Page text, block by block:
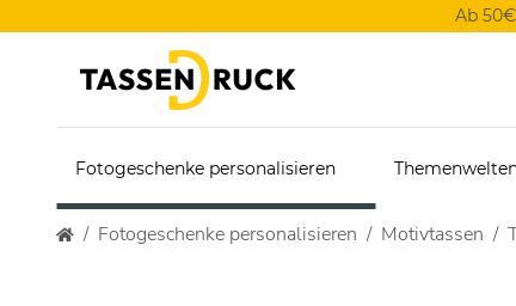
Ab
Fotogeschenke personalisieren
Fotogeschenke personalisieren Motivtassen